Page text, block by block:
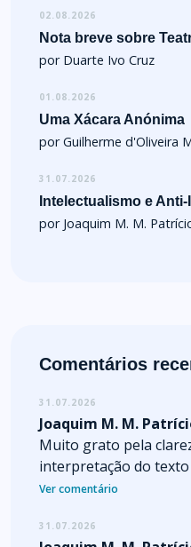
02.08.2026
Nota breve sobre
por Duarte Ivo Cruz
01.08.2026
Uma Xácara Anónima
por Guilherme d'Oliveira
31.07.2026
Intelectualismo e
por Joaquim M. M.
Comentários
31.07.2026
Joaquim M. M.
Muito grato pela
interpretação do texto
Ver comentário
31.07.2026